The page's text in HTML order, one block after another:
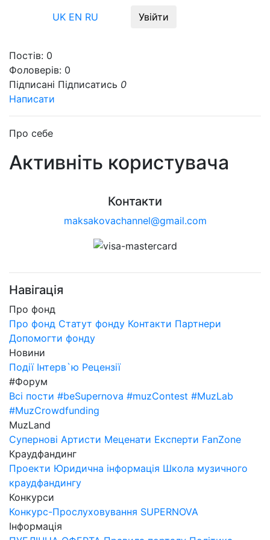
UK EN RU Увійти
Постів: 0
Фоловерів: 0
Підписані Підписатись 0
Написати
Про себе
Активніть користувача
Контакти
maksakovachannel@gmail.com
Навігація
Про фонд
Про фонд Статут фонду Контакти Партнери
Допомогти фонду
Новини
Події Інтерв`ю Рецензії
#Форум
Всі пости #beSupernova #muzContest #MuzLab
#MuzCrowdfunding
MuzLand
Супернові Артисти Меценати Експерти FanZone
Краудфандинг
Проекти Юридична інформація Школа музичного
краудфандингу
Конкурси
Конкурс-Прослуховування SUPERNOVA
Інформація